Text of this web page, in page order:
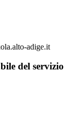
adige.it
del servizio